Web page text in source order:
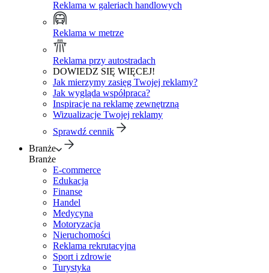
Reklama w galeriach handlowych
Reklama w metrze
Reklama przy autostradach
DOWIEDZ SIĘ WIĘCEJ!
Jak mierzymy zasięg Twojej reklamy?
Jak wygląda współpraca?
Inspiracje na reklamę zewnętrzną
Wizualizacje Twojej reklamy
Sprawdź cennik
Branże
Branże
E-commerce
Edukacja
Finanse
Handel
Medycyna
Motoryzacja
Nieruchomości
Reklama rekrutacyjna
Sport i zdrowie
Turystyka